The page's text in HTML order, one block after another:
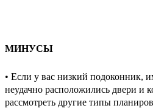
МИНУСЫ
• Если у вас низкий подоконник,
неудачно расположились двери и
рассмотреть другие типы